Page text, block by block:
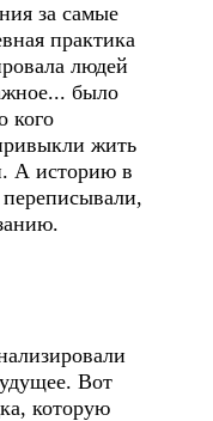
за самые
практика
людей
было
кого
жить
А историю в
переписывали,
Вот
которую